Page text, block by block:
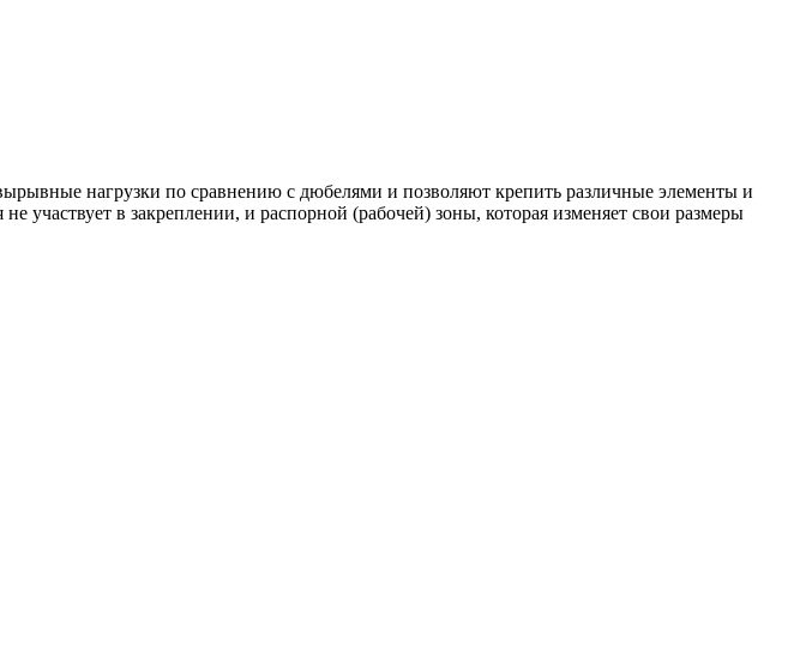
нагрузки по сравнению с дюбелями и позволяют крепить различные элементы и
участвует в закреплении, и распорной (рабочей) зоны, которая изменяет свои размеры